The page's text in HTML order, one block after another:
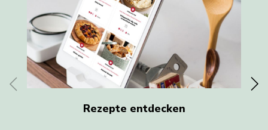
Rezepte entdecken